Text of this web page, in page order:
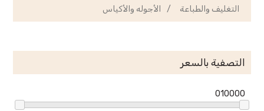
التغليف والطباعة
/ الأجوله والأكياس
التصفية بالسعر
010000